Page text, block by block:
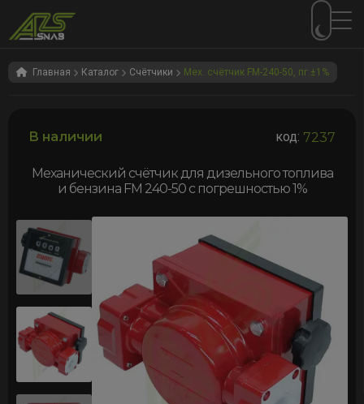
Перейти
Перейти
Главная Каталог Счётчики Мех. счётчик FM-240-50, пг.±1%
В наличии код: 7237
Механический счётчик для дизельного топлива
и бензина FM 240-50 с погрешностью 1%